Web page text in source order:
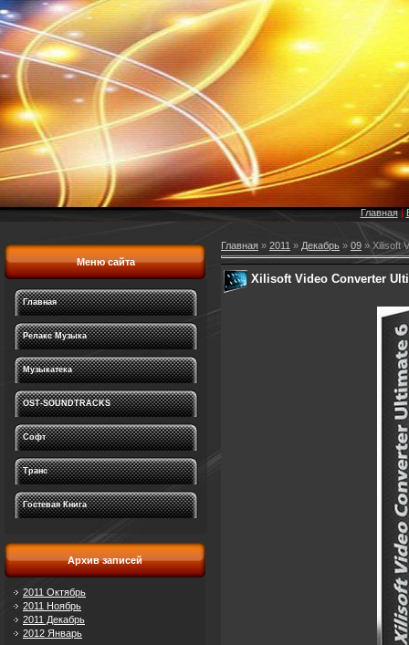
Главная|
Меню сайта
Главная
Релакс Музыка
Музыкатека
OST-SOUNDTRACKS
Софт
Транс
Гостевая Книга
Архив записей
2011 Октябрь
2011 Ноябрь
2011 Декабрь
2012 Январь
Главная » 2011 » Декабрь » 09 » Xilisoft
Xilisoft Video Converter